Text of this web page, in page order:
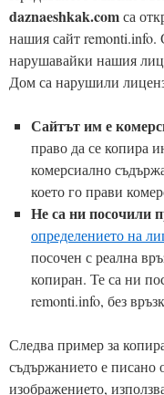
daznaeshkak.comса
нашия сайт remonti.info.
нарушавайки нашия
Дом са нарушили
Сайтът им е
право да се копира
комерсиално
което го прави
Не са ни посочили
определението на
посочен с реална
копиран. Те са ни
remonti.info, без
Следва пример за
съдържанието е писано
изображението,